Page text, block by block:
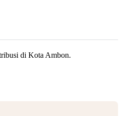
di Kota Ambon.